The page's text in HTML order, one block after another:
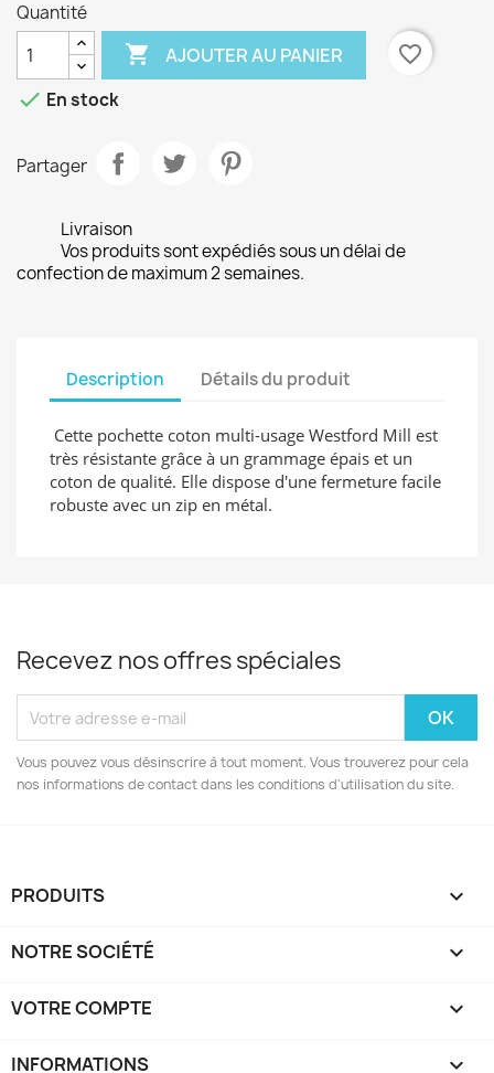
Quantité
 AJOUTER AU PANIER
favorite_border
 En stock
Partager
Livraison
Vos produits sont expédiés sous un délai de
confection de maximum 2 semaines.
Description Détails du produit
Cette pochette coton multi-usage Westford Mill est
très résistante grâce à un grammage épais et un
coton de qualité. Elle dispose d'une fermeture facile
robuste avec un zip en métal.
Recevez nos offres spéciales
Vous pouvez vous désinscrire à tout moment. Vous trouverez pour cela
nos informations de contact dans les conditions d'utilisation du site.
PRODUITS 
NOTRE SOCIÉTÉ 
VOTRE COMPTE 
INFORMATIONS keyboard_arrow_down